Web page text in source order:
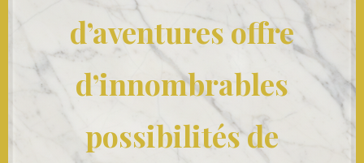
d’aventures offre
d’innombrables
possibilités de